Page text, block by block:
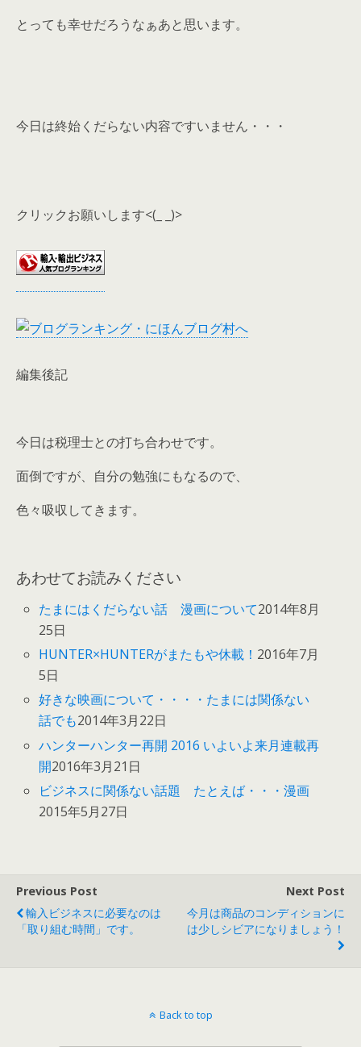
とっても幸せだろうなぁあと思います。
今日は終始くだらない内容ですいません・・・
クリックお願いします<(_ _)>
編集後記
今日は税理士との打ち合わせです。
面倒ですが、自分の勉強にもなるので、
色々吸収してきます。
あわせてお読みください
たまにはくだらない話 漫画について2014年8月
25日
HUNTER×HUNTERがまたもや休載！ 2016年7月
5日
好きな映画について・・・・たまには関係ない
話でも2014年3月22日
ハンターハンター再開 2016 いよいよ来月連載再
開2016年3月21日
ビジネスに関係ない話題 たとえば・・・漫画
2015年5月27日
Previous Post
輸入ビジネスに必要なのは
「取り組む時間」です。
Next Post
今月は商品のコンディションに
は少しシビアになりましょう！
Back to top